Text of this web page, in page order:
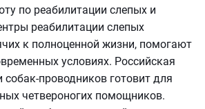
по реабилитации слепых и
реабилитации слепых
к полноценной жизни, помогают
условиях. Российская
проводников готовит для
четвероногих помощников.